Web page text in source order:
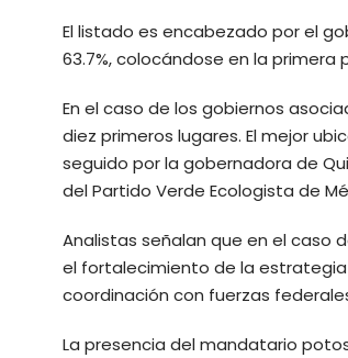
El listado es encabezado por el
63.7%, colocándose en la primera
En el caso de los gobiernos
diez primeros lugares. El mejor
seguido por la gobernadora de
del Partido Verde Ecologista de
Analistas señalan que en el caso
el fortalecimiento de la
coordinación con fuerzas
La presencia del mandatario